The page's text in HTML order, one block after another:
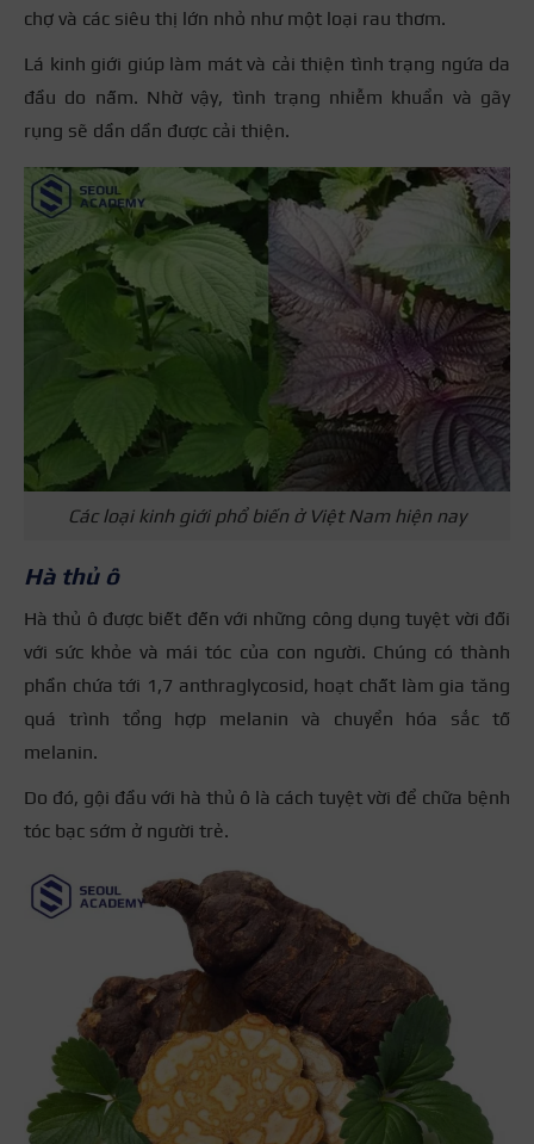
chợ và các siêu thị lớn nhỏ như một loại rau thơm.
Lá kinh giới giúp làm mát và cải thiện tình trạng ngứa da
đầu do nấm. Nhờ vậy, tình trạng nhiễm khuẩn và gãy
rụng sẽ dần dần được cải thiện.
Các loại kinh giới phổ biến ở Việt Nam hiện nay
Hà thủ ô
Hà thủ ô được biết đến với những công dụng tuyệt vời đối
với sức khỏe và mái tóc của con người. Chúng có thành
phần chứa tới 1,7 anthraglycosid, hoạt chất làm gia tăng
quá trình tổng hợp melanin và chuyển hóa sắc tố
melanin.
Do đó, gội đầu với hà thủ ô là cách tuyệt vời để chữa bệnh
tóc bạc sớm ở người trẻ.